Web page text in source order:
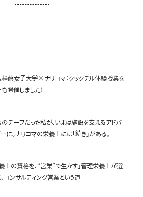
樟蔭女子大学×ナリコマ：クックチル体験授業を
開催しました！
のチーフだった私が、いまは施設を支えるアドバ
に。ナリコマの栄養士には「続き」がある。
養士の資格を、“営業”で生かす」管理栄養士が選
、コンサルティング営業という道